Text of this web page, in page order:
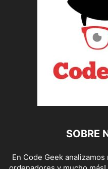
SOBRE
En Code Geek